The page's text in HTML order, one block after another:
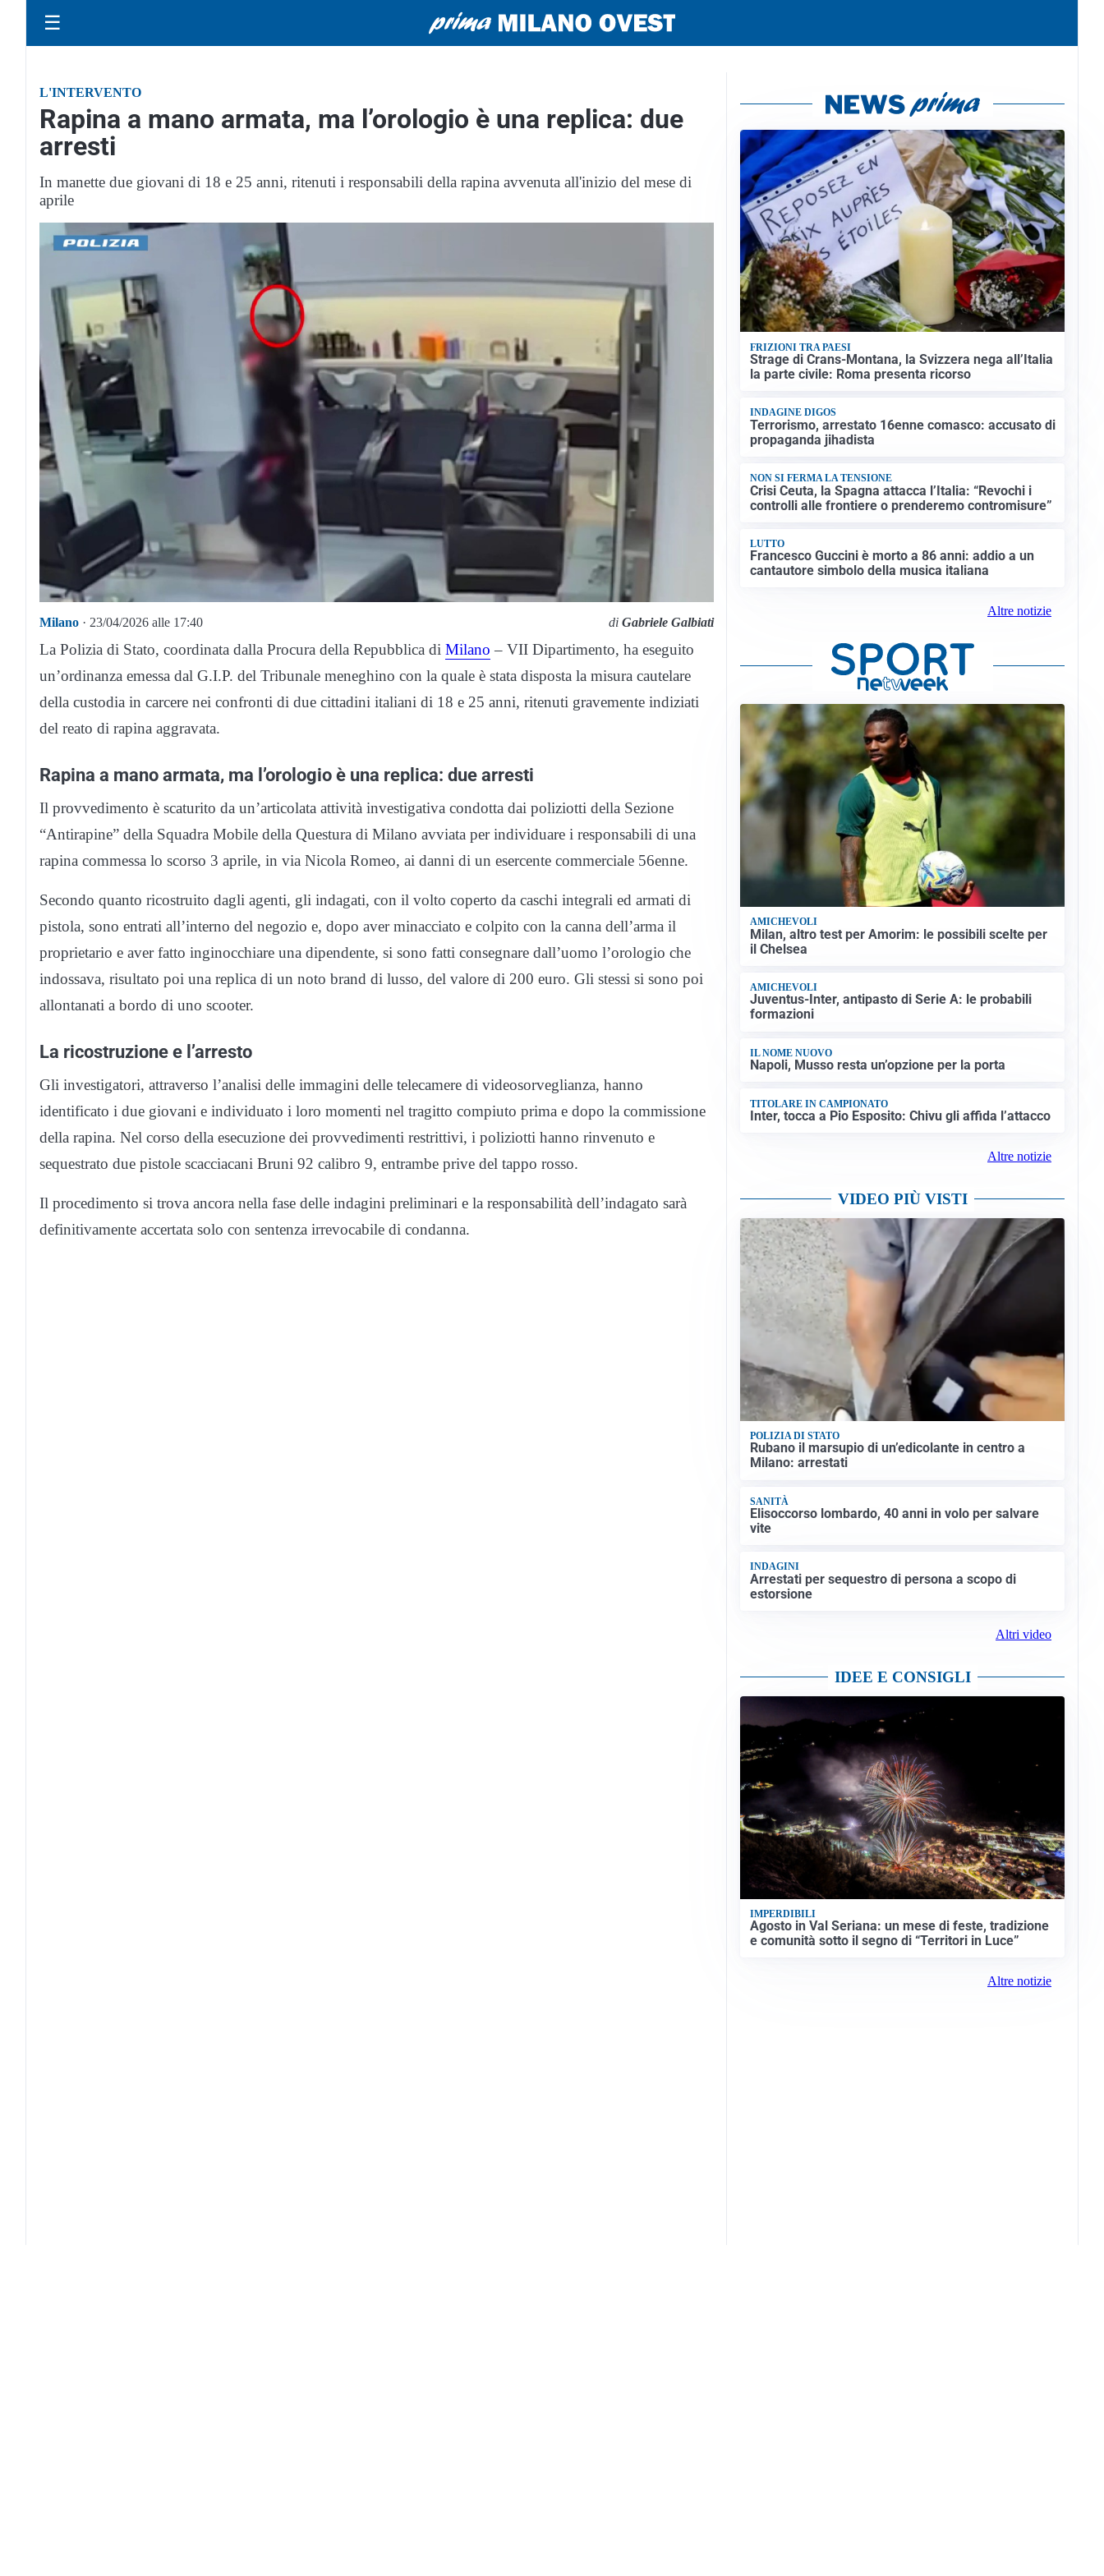
☰
L'INTERVENTO
Rapina a mano armata, ma l’orologio è una replica: due
arresti
In manette due giovani di 18 e 25 anni, ritenuti i responsabili della rapina avvenuta all'inizio del mese di
aprile
Milano · 23/04/2026 alle 17:40 diGabriele Galbiati
La Polizia di Stato, coordinata dalla Procura della Repubblica di Milano – VII Dipartimento, ha eseguito
un’ordinanza emessa dal G.I.P. del Tribunale meneghino con la quale è stata disposta la misura cautelare
della custodia in carcere nei confronti di due cittadini italiani di 18 e 25 anni, ritenuti gravemente indiziati
del reato di rapina aggravata.
Rapina a mano armata, ma l’orologio è una replica: due arresti
Il provvedimento è scaturito da un’articolata attività investigativa condotta dai poliziotti della Sezione
“Antirapine” della Squadra Mobile della Questura di Milano avviata per individuare i responsabili di una
rapina commessa lo scorso 3 aprile, in via Nicola Romeo, ai danni di un esercente commerciale 56enne.
Secondo quanto ricostruito dagli agenti, gli indagati, con il volto coperto da caschi integrali ed armati di
pistola, sono entrati all’interno del negozio e, dopo aver minacciato e colpito con la canna dell’arma il
proprietario e aver fatto inginocchiare una dipendente, si sono fatti consegnare dall’uomo l’orologio che
indossava, risultato poi una replica di un noto brand di lusso, del valore di 200 euro. Gli stessi si sono poi
allontanati a bordo di uno scooter.
La ricostruzione e l’arresto
Gli investigatori, attraverso l’analisi delle immagini delle telecamere di videosorveglianza, hanno
identificato i due giovani e individuato i loro momenti nel tragitto compiuto prima e dopo la commissione
della rapina. Nel corso della esecuzione dei provvedimenti restrittivi, i poliziotti hanno rinvenuto e
sequestrato due pistole scacciacani Bruni 92 calibro 9, entrambe prive del tappo rosso.
Il procedimento si trova ancora nella fase delle indagini preliminari e la responsabilità dell’indagato sarà
definitivamente accertata solo con sentenza irrevocabile di condanna.
FRIZIONI TRA PAESI
Strage di Crans-Montana, la Svizzera nega all’Italia
la parte civile: Roma presenta ricorso
INDAGINE DIGOS
Terrorismo, arrestato 16enne comasco: accusato di
propaganda jihadista
NON SI FERMA LA TENSIONE
Crisi Ceuta, la Spagna attacca l’Italia: “Revochi i
controlli alle frontiere o prenderemo contromisure”
LUTTO
Francesco Guccini è morto a 86 anni: addio a un
cantautore simbolo della musica italiana
Altre notizie
AMICHEVOLI
Milan, altro test per Amorim: le possibili scelte per
il Chelsea
AMICHEVOLI
Juventus-Inter, antipasto di Serie A: le probabili
formazioni
IL NOME NUOVO
Napoli, Musso resta un’opzione per la porta
TITOLARE IN CAMPIONATO
Inter, tocca a Pio Esposito: Chivu gli affida l’attacco
Altre notizie
VIDEO PIÙ VISTI
POLIZIA DI STATO
Rubano il marsupio di un’edicolante in centro a
Milano: arrestati
SANITÀ
Elisoccorso lombardo, 40 anni in volo per salvare
vite
INDAGINI
Arrestati per sequestro di persona a scopo di
estorsione
Altri video
IDEE E CONSIGLI
IMPERDIBILI
Agosto in Val Seriana: un mese di feste, tradizione
e comunità sotto il segno di “Territori in Luce”
Altre notizie